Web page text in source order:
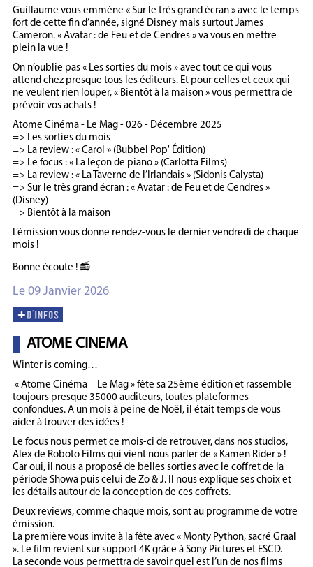
Guillaume vous emmène « Sur le très grand écran » avec le temps
fort de cette fin d’année, signé Disney mais surtout James
Cameron. « Avatar : de Feu et de Cendres » va vous en mettre
plein la vue !
On n’oublie pas « Les sorties du mois » avec tout ce qui vous
attend chez presque tous les éditeurs. Et pour celles et ceux qui
ne veulent rien louper, « Bientôt à la maison » vous permettra de
prévoir vos achats !
Atome Cinéma - Le Mag - 026 - Décembre 2025
=> Les sorties du mois
=> La review : « Carol » (Bubbel Pop' Édition)
=> Le focus : « La leçon de piano » (Carlotta Films)
=> La review : « La Taverne de l’Irlandais » (Sidonis Calysta)
=> Sur le très grand écran : « Avatar : de Feu et de Cendres »
(Disney)
=> Bientôt à la maison
L’émission vous donne rendez-vous le dernier vendredi de chaque
mois !
Bonne écoute ! 📻
Le 09 Janvier 2026
ATOME CINEMA
Winter is coming…
« Atome Cinéma – Le Mag » fête sa 25ème édition et rassemble
toujours presque 35000 auditeurs, toutes plateformes
confondues. A un mois à peine de Noël, il était temps de vous
aider à trouver des idées !
Le focus nous permet ce mois-ci de retrouver, dans nos studios,
Alex de Roboto Films qui vient nous parler de « Kamen Rider » !
Car oui, il nous a proposé de belles sorties avec le coffret de la
période Showa puis celui de Zo & J. Il nous explique ses choix et
les détails autour de la conception de ces coffrets.
Deux reviews, comme chaque mois, sont au programme de votre
émission.
La première vous invite à la fête avec « Monty Python, sacré Graal
». Le film revient sur support 4K grâce à Sony Pictures et ESCD.
La seconde vous permettra de savoir quel est l’un de nos films